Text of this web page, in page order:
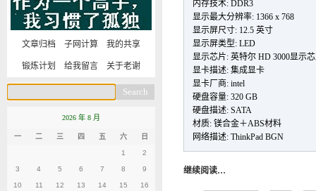
内存技术: DDR3
显示最大分辨率: 1366 x 768
显示屏尺寸: 12.5 英寸
显示屏类型: LED
显示芯片: 英特尔 HD 3000显示
显卡描述: 集成显卡
显卡厂商: intel
硬盘容量: 320 GB
硬盘描述: SATA
材质: 镁合金＋ABS材料
网络描述: ThinkPad BGN
继续阅读…
文章归档 子网计算 我的共享
锻炼计划 给我留言 关于老谢
2026 年 8 月
一 二 三 四 五 六 日
1 2
3 4 5 6 7 8 9
10 11 12 13 14 15 16